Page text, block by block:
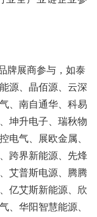
牌展商参与，如泰
源、晶佰源、云深
、南自通华、科易
坤升电子、瑞秋物
电气、展欧金属、
跨界新能源、先烽
艾普斯电源、腾腾
亿艾斯新能源、欣
、华阳智慧能源、